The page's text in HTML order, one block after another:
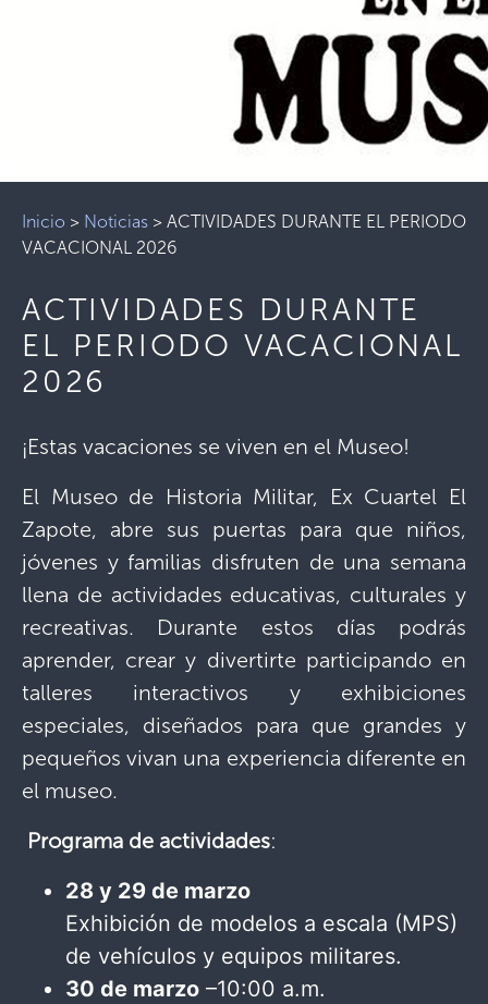
Inicio > Noticias > ACTIVIDADES DURANTE EL PERIODO
VACACIONAL 2026
ACTIVIDADES DURANTE
EL PERIODO VACACIONAL
2026
¡Estas vacaciones se viven en el Museo!
El Museo de Historia Militar, Ex Cuartel El
Zapote, abre sus puertas para que niños,
jóvenes y familias disfruten de una semana
llena de actividades educativas, culturales y
recreativas. Durante estos días podrás
aprender, crear y divertirte participando en
talleres interactivos y exhibiciones
especiales, diseñados para que grandes y
pequeños vivan una experiencia diferente en
el museo.
Programa de actividades:
28 y 29 de marzo
Exhibición de modelos a escala (MPS)
de vehículos y equipos militares.
30 de marzo –10:00 a.m.